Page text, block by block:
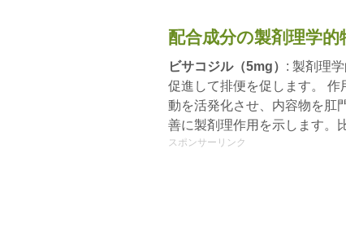
配合成分の製剤理学的
ビサコジル（5mg） : 製剤理
促進して排便を促します。
動を活発化させ、内容物を肛
善に製剤理作用を示します。
スポンサーリンク